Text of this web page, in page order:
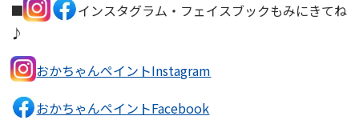
■
インスタグラム・フェイスブックもみにきてね
♪
おかちゃんペイントInstagram
おかちゃんペイントFacebook